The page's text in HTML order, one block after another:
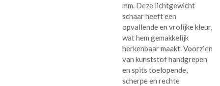
mm. Deze lichtgewicht
schaar heeft een
opvallende en vrolijke kleur,
wat hem gemakkelijk
herkenbaar maakt. Voorzien
van kunststof handgrepen
en spits toelopende,
scherpe en rechte